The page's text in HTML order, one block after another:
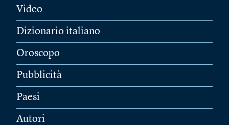
Video
Dizionario italiano
Oroscopo
Pubblicità
Paesi
Autori